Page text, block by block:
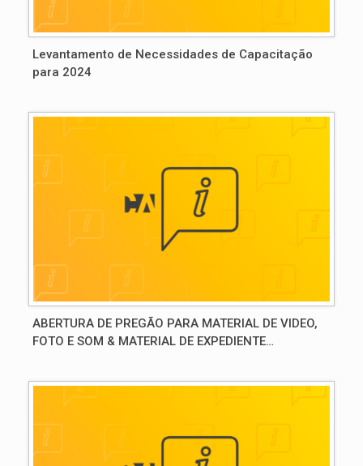
Levantamento de Necessidades de Capacitação
para 2024
ABERTURA DE PREGÃO PARA MATERIAL DE VIDEO,
FOTO E SOM & MATERIAL DE EXPEDIENTE